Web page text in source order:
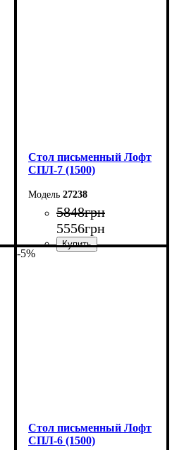
Стол письменный Лофт
СПЛ-7 (1500)
27238
5848грн
5556грн
-5%
Стол письменный Лофт
СПЛ-6 (1500)